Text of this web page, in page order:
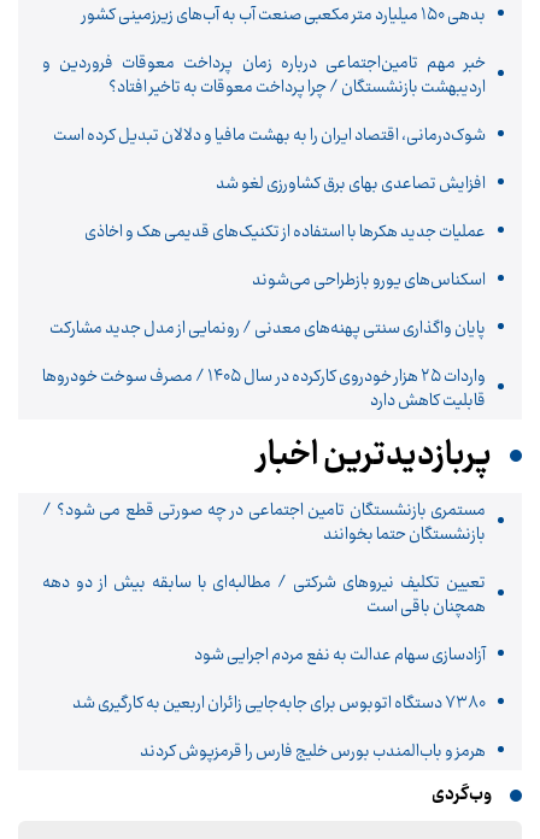
بدهی ۱۵۰ میلیارد متر مکعبی صنعت آب به آب‌های زیرزمینی کشور
خبر مهم تامین‌اجتماعی درباره زمان پرداخت معوقات فروردین و
اردیبهشت بازنشستگان / چرا پرداخت معوقات به تاخیر افتاد؟
شوک‌درمانی، اقتصاد ایران را به بهشت مافیا و دلالان تبدیل کرده است
افزایش تصاعدی بهای برق کشاورزی لغو شد
عملیات جدید هکرها با استفاده از تکنیک‌های قدیمی هک و اخاذی
اسکناس‌های یورو بازطراحی می‌شوند
پایان واگذاری‌ سنتی پهنه‌های معدنی / رونمایی از مدل جدید مشارکت
واردات ۲۵ هزار خودروی کارکرده در سال ۱۴۰۵ / مصرف سوخت خودرو‌ها
قابلیت کاهش دارد
پربازدیدترین اخبار
مستمری بازنشستگان تامین اجتماعی در چه صورتی قطع می شود؟ /
بازنشستگان حتما بخوانند
تعیین تکلیف نیروهای شرکتی / مطالبه‌ای با سابقه بیش از دو دهه
همچنان باقی است
آزادسازی سهام عدالت به نفع مردم اجرایی شود
۷۳۸۰ دستگاه اتوبوس برای جابه‌جایی زائران اربعین به‌ کارگیری شد
هرمز و باب‌المندب بورس خلیج فارس را قرمزپوش کردند
وب‌گردی